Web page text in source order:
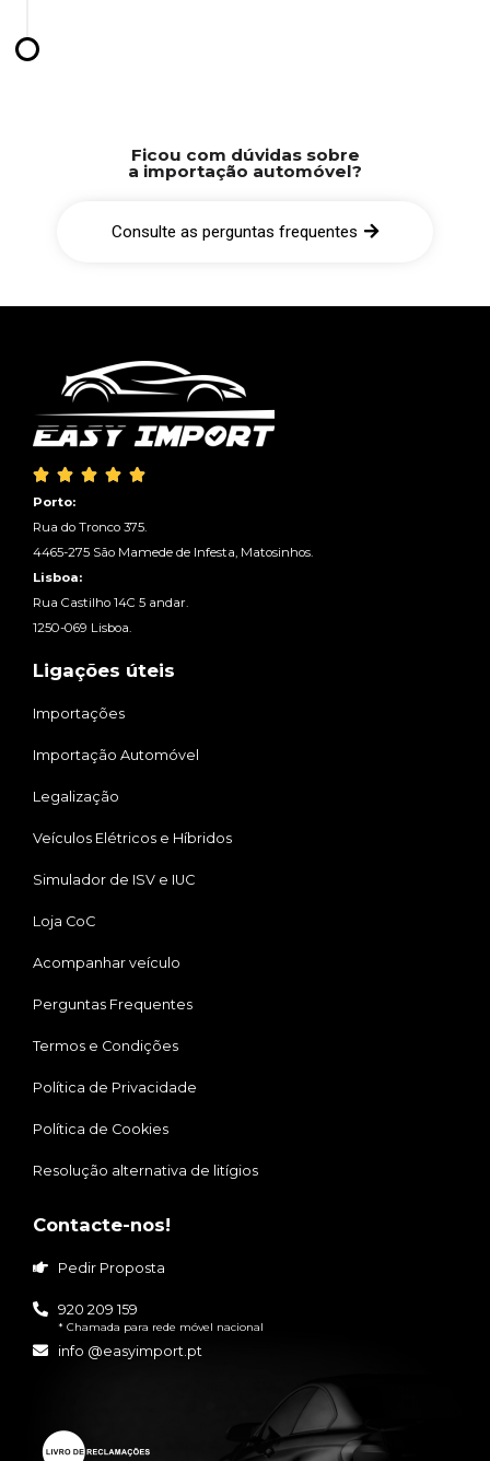
Ficou com dúvidas sobre
a importação automóvel?
Consulte as perguntas frequentes
    
Porto:
Rua do Tronco 375.
4465-275 São Mamede de Infesta, Matosinhos.
Lisboa:
Rua Castilho 14C 5 andar.
1250-069 Lisboa.
Ligações úteis
Importações
Importação Automóvel
Legalização
Veículos Elétricos e Híbridos
Simulador de ISV e IUC
Loja CoC
Acompanhar veículo
Perguntas Frequentes
Termos e Condições
Política de Privacidade
Política de Cookies
Resolução alternativa de litígios
Contacte-nos!
Pedir Proposta
920 209 159
* Chamada para rede móvel nacional
info @easyimport.pt